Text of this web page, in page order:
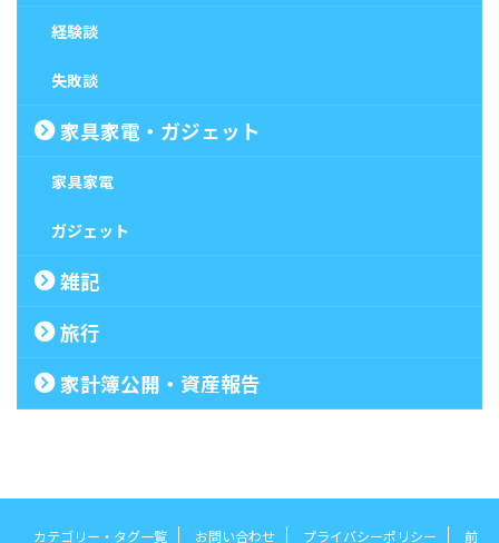
経験談
失敗談
家具家電・ガジェット
家具家電
ガジェット
雑記
旅行
家計簿公開・資産報告
カテゴリー・タグ一覧 お問い合わせ プライバシーポリシー 前